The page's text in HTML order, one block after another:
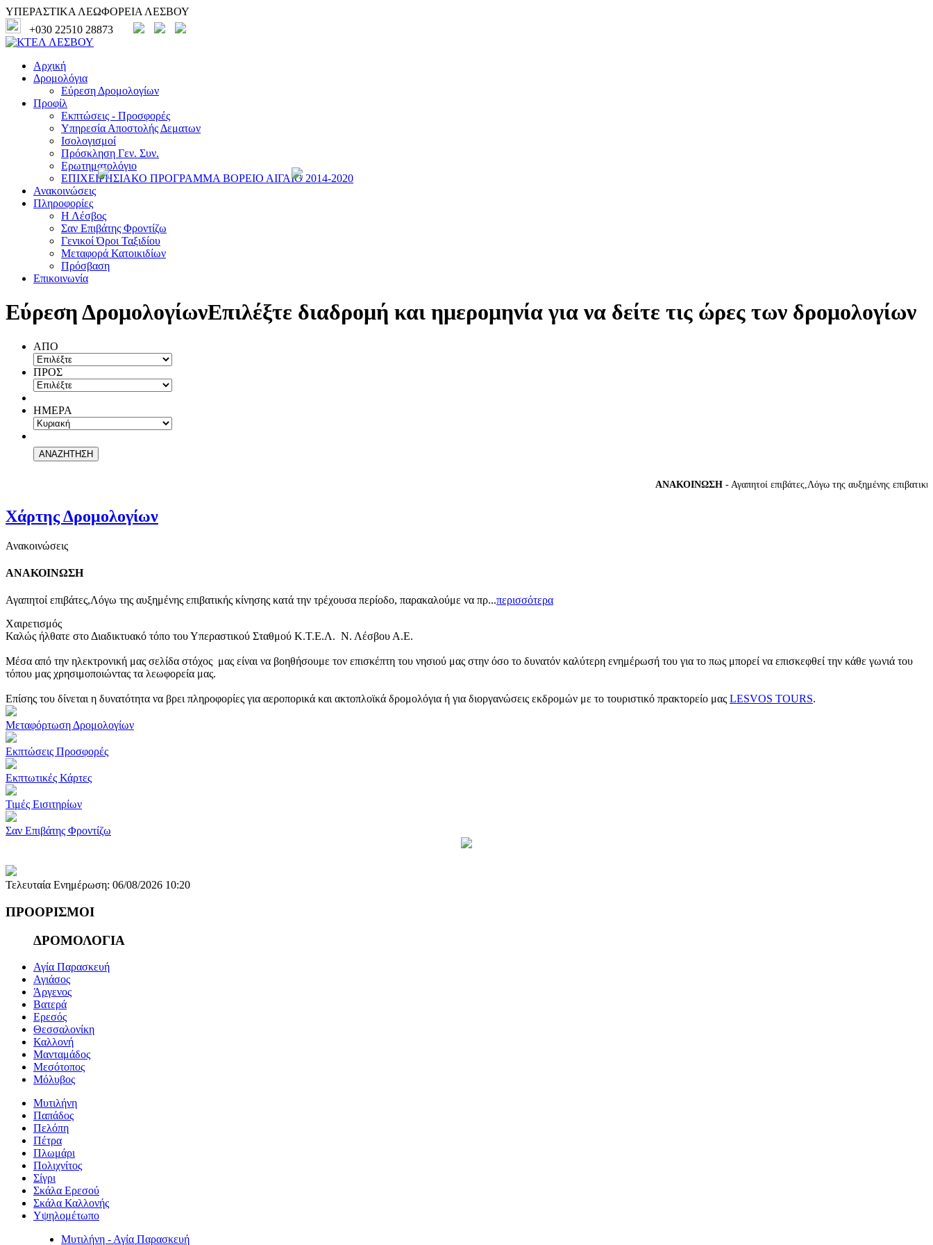
ΥΠΕΡΑΣΤΙΚΑ ΛΕΩΦΟΡΕΙΑ ΛΕΣΒΟΥ
+030 22510 28873
Αρχική
Δρομολόγια
Εύρεση Δρομολογίων
Προφίλ
Εκπτώσεις - Προσφορές
Υπηρεσία Αποστολής Δεματων
Ισολογισμοί
Πρόσκληση Γεν. Συν.
Ερωτηματολόγιο
ΕΠΙΧΕΙΡΗΣΙΑΚΟ ΠΡΟΓΡΑΜΜΑ ΒΟΡΕΙΟ ΑΙΓΑΙΟ 2014-2020
Ανακοινώσεις
Πληροφορίες
Η Λέσβος
Σαν Επιβάτης Φροντίζω
Γενικοί Όροι Ταξιδίου
Μεταφορά Κατοικιδίων
Πρόσβαση
Επικοινωνία
Εύρεση ΔρομολογίωνΕπιλέξτε διαδρομή και ημερομηνία για να δείτε τις ώρες των δρομολογίων
ΑΠΟ
ΠΡΟΣ
ΗΜΕΡΑ
ΑΝΑΚΟΙΝΩΣΗ- Αγαπητοί επιβάτες,Λόγω της αυξημένης επιβατικής
Χάρτης Δρομολογίων
Ανακοινώσεις
ΑΝΑΚΟΙΝΩΣΗ
Αγαπητοί επιβάτες,Λόγω της αυξημένης επιβατικής κίνησης κατά την τρέχουσα περίοδο, παρακαλούμε να πρ...περισσότερα
Χαιρετισμός
Καλώς ήλθατε στο Διαδικτυακό τόπο του Υπεραστικού Σταθμού Κ.Τ.Ε.Λ. Ν. Λέσβου Α.Ε.
Μέσα από την ηλεκτρονική μας σελίδα στόχος μας είναι να βοηθήσουμε τον επισκέπτη του νησιού μας στην όσο το δυνατόν καλύτερη ενημέρωσή του για το πως μπορεί να επισκεφθεί την κάθε γωνιά του
τόπου μας χρησιμοποιώντας τα λεωφορεία μας.
Επίσης του δίνεται η δυνατότητα να βρει πληροφορίες για αεροπορικά και ακτοπλοϊκά δρομολόγια ή για διοργανώσεις εκδρομών με το τουριστικό πρακτορείο μας LESVOS TOURS.
Μεταφόρτωση Δρομολογίων
Εκπτώσεις Προσφορές
Εκπτωτικές Κάρτες
Τιμές Εισιτηρίων
Σαν Επιβάτης Φροντίζω
Τελευταία Ενημέρωση: 06/08/2026 10:20
ΠΡΟΟΡΙΣΜΟΙ
ΔΡΟΜΟΛΟΓΙΑ
Αγία Παρασκευή
Αγιάσος
Άργενος
Βατερά
Ερεσός
Θεσσαλονίκη
Καλλονή
Μανταμάδος
Μεσότοπος
Μόλυβος
Μυτιλήνη
Παπάδος
Πελόπη
Πέτρα
Πλωμάρι
Πολιχνίτος
Σίγρι
Σκάλα Ερεσού
Σκάλα Καλλονής
Υψηλομέτωπο
Μυτιλήνη - Αγία Παρασκευή